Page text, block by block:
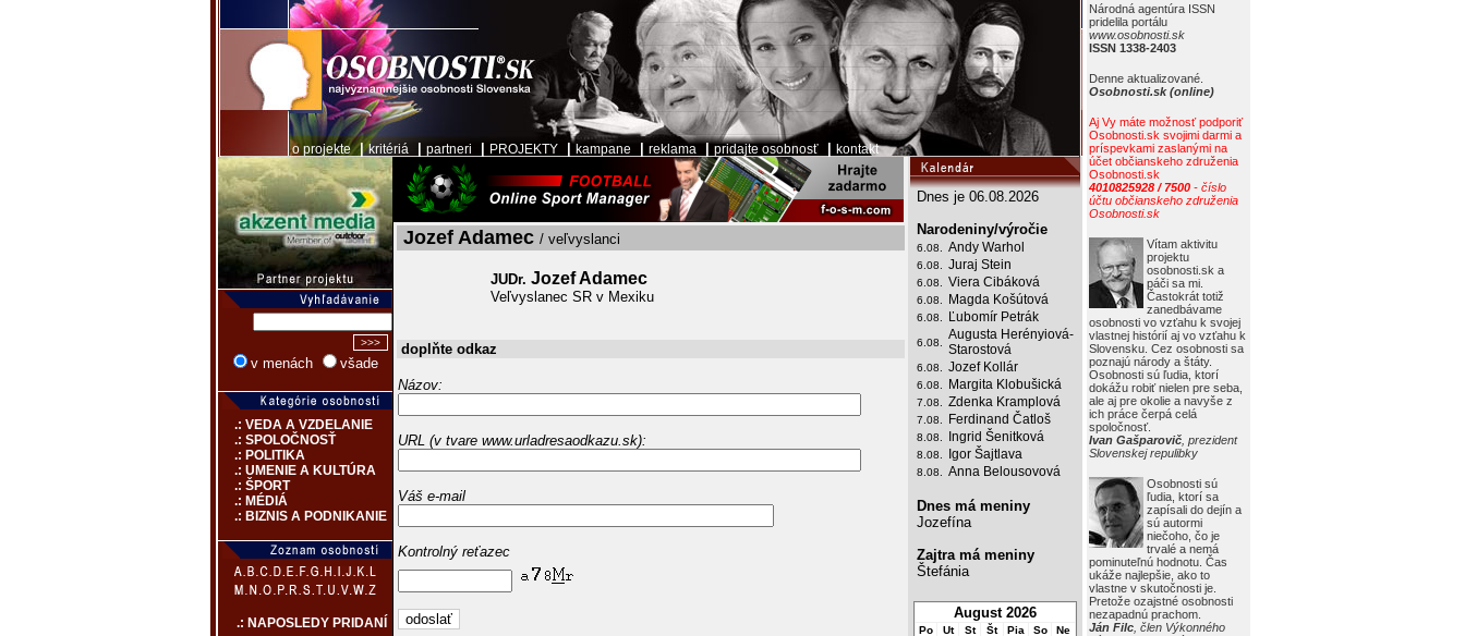
o projekte|kritériá partneri PROJEKTY kampane reklama pridajte osobnosť kontakt
Národná agentúra ISSN
pridelila portálu
www.osobnosti.sk
ISSN 1338-2403
Denne aktualizované.
Osobnosti.sk (online)
Aj Vy máte možnosť podporiť
Osobnosti.sk svojimi darmi a
príspevkami zaslanými na
účet občianskeho združenia
Osobnosti.sk
4010825928 / 7500 - číslo
účtu občianskeho združenia
Osobnosti.sk
Vítam aktivitu
projektu
osobnosti.sk a
páči sa mi.
Častokrát totiž
zanedbávame
osobnosti vo vzťahu k svojej
vlastnej histórií aj vo vzťahu k
Slovensku. Cez osobnosti sa
poznajú národy a štáty.
Osobnosti sú ľudia, ktorí
dokážu robiť nielen pre seba,
ale aj pre okolie a navyše z
ich práce čerpá celá
spoločnosť.
Ivan Gašparovič , prezident
Slovenskej repulibky
Osobnosti sú
ľudia, ktorí sa
zapísali do dejín a
sú autormi
niečoho, čo je
trvalé a nemá
pominuteľnú hodnotu. Čas
ukáže najlepšie, ako to
vlastne v skutočnosti je.
Pretože ozajstné osobnosti
nezapadnú prachom.
Ján Filc , člen Výkonného
v menách všade
.: VEDA A VZDELANIE
.: SPOLOČNOSŤ
.: POLITIKA
.: UMENIE A KULTÚRA
.: ŠPORT
.: MÉDIÁ
.: BIZNIS A PODNIKANIE
.: NAPOSLEDY PRIDANÍ
Jozef Adamec / veľvyslanci
JUDr. Jozef Adamec
Veľvyslanec SR v Mexiku
doplňte odkaz
Názov:
URL (v tvare www.urladresaodkazu.sk):
Váš e-mail
Kontrolný reťazec
Dnes je 06.08.2026
Narodeniny/výročie
6.08. Andy Warhol
6.08. Juraj Stein
6.08. Viera Cibáková
6.08. Magda Košútová
6.08. Ľubomír Petrák
6.08.
Augusta Herényiová-
Starostová
6.08. Jozef Kollár
6.08. Margita Klobušická
7.08. Zdenka Kramplová
7.08. Ferdinand Čatloš
8.08. Ingrid Šenitková
8.08. Igor Šajtlava
8.08. Anna Belousovová
Dnes má meniny
Jozefína
Zajtra má meniny
Štefánia
August 2026
Po Ut St Št Pia So Ne